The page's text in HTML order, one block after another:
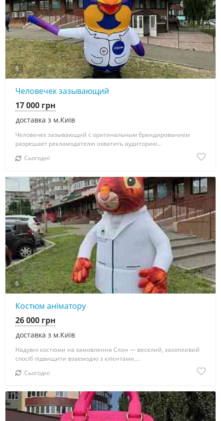
8
Человечек зазывающий
доставка з м.Київ
17 000 грн
Человечек зазывающий с оригинальным брендированием
разрешает рекламодателю охватить аудиторию...
Сьогодні
6
Костюм аніматору
доставка з м.Київ
26 000 грн
Надувні костюми на замовлення Слон — веселий, захопливий
спосіб підвищити взаємодію з клієнтами,...
Сьогодні